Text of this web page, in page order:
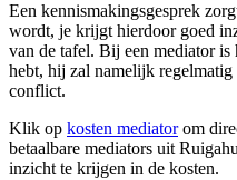
Een kennismakingsgesprek
wordt, je krijgt hierdoor goed
van de tafel. Bij een mediator is
hebt, hij zal namelijk
conflict.
Klik op kosten mediatorom
betaalbare mediators uit
inzicht te krijgen in de kosten.